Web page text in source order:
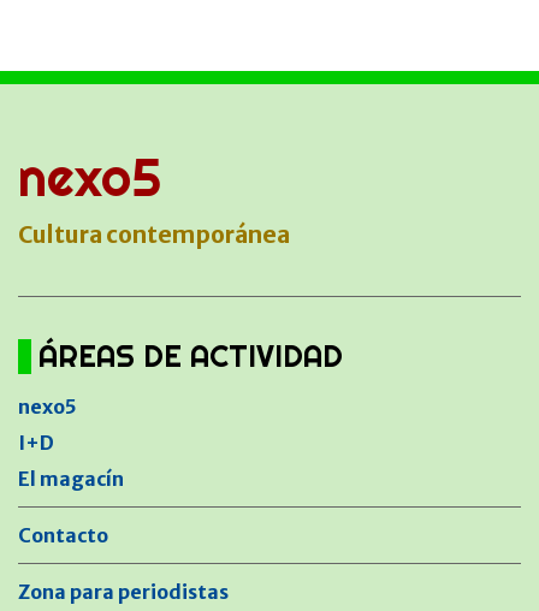
nexo5
Cultura contemporánea
ÁREAS DE ACTIVIDAD
nexo5
I+D
El magacín
Contacto
Zona para periodistas